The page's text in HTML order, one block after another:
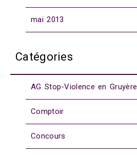
mai 2013
Catégories
AG Stop-Violence en Gruyère
Comptoir
Concours